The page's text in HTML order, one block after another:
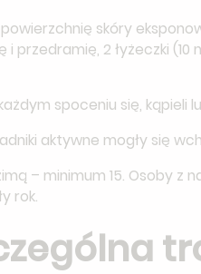
skóry
przedramię, 2 łyżeczki (10
spoceniu się, kąpieli
aktywne mogły się
– minimum 15. Osoby z
rok.